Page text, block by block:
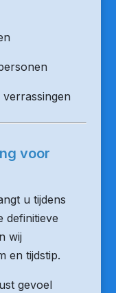
voor
u tijdens
definitieve
wij
en tijdstip.
gevoel